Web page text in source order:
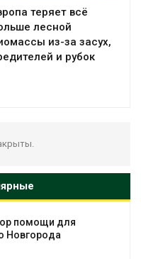
теряет всё
лесной
из-за засух,
и рубок